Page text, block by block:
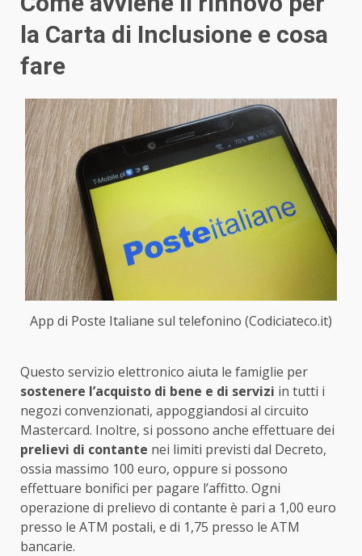
la Carta di Inclusione e cosa
fare
App di Poste Italiane sul telefonino (Codiciateco.it)
Questo servizio elettronico aiuta le famiglie per
sostenere l’acquisto di bene e di servizi in tutti i
negozi convenzionati, appoggiandosi al circuito
Mastercard. Inoltre, si possono anche effettuare dei
prelievi di contante nei limiti previsti dal Decreto,
ossia massimo 100 euro, oppure si possono
effettuare bonifici per pagare l’affitto. Ogni
operazione di prelievo di contante è pari a 1,00 euro
presso le ATM postali, e di 1,75 presso le ATM
bancarie.